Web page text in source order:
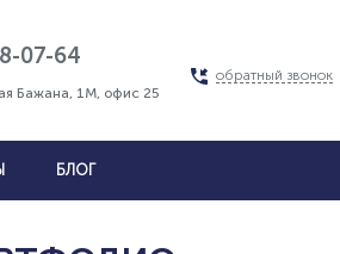
07-64
Бажана, 1М, офис 25
обратный звонок
БЛОГ